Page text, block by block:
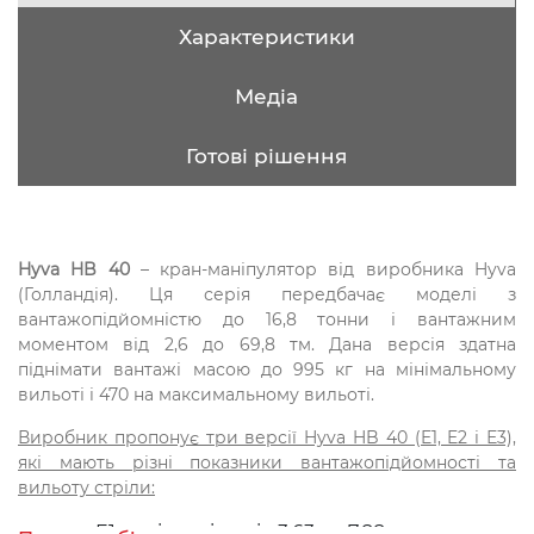
Характеристики
Медіа
Готові рішення
Hyva HB 40– кран-маніпулятор від виробника Hyva
(Голландія). Ця серія передбачає моделі з
вантажопідйомністю до 16,8 тонни і вантажним
моментом від 2,6 до 69,8 тм. Дана версія здатна
піднімати вантажі масою до 995 кг на мінімальному
вильоті і 470 на максимальному вильоті.
Виробник пропонує три версії Hyva HB 40 (E1, E2 і Е3),
які мають різні показники вантажопідйомності та
вильоту стріли: